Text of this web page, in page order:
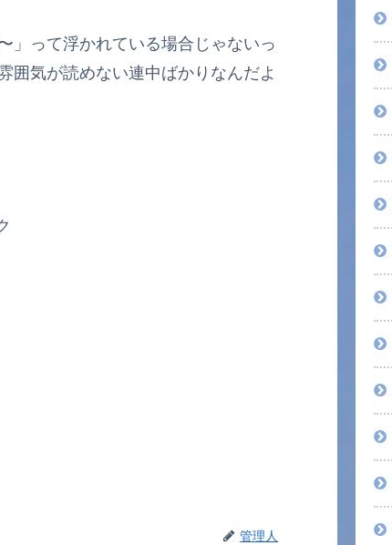
」って浮かれている場合じゃないっ
気が読めない連中ばかりなんだよ
管理人